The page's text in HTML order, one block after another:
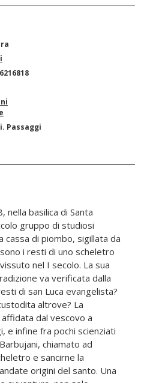
Passaggi
basilica di Santa
gruppo di studiosi
cassa di piombo, sigillata da
i resti di uno scheletro
nel I secolo. La sua
va verificata dalla
di san Luca evangelista?
altrove? La
dal vescovo a
e infine fra pochi scienziati
chiamato ad
e sancirne la
origini del santo. Una